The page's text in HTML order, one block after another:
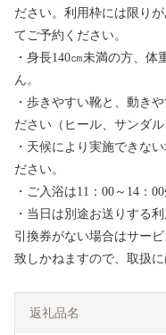
ださい。利用枠には限り
てご予約ください。
・身長140㎝未満の方、
ん。
・歩きやすい靴と、動き
ださい（ヒール、サンダル
・天候により実施できな
ださい。
・ご入浴は11：00～14：
・当日は別途お送りする
引換券がない場合はサー
致しかねますので、取扱に
返礼品名